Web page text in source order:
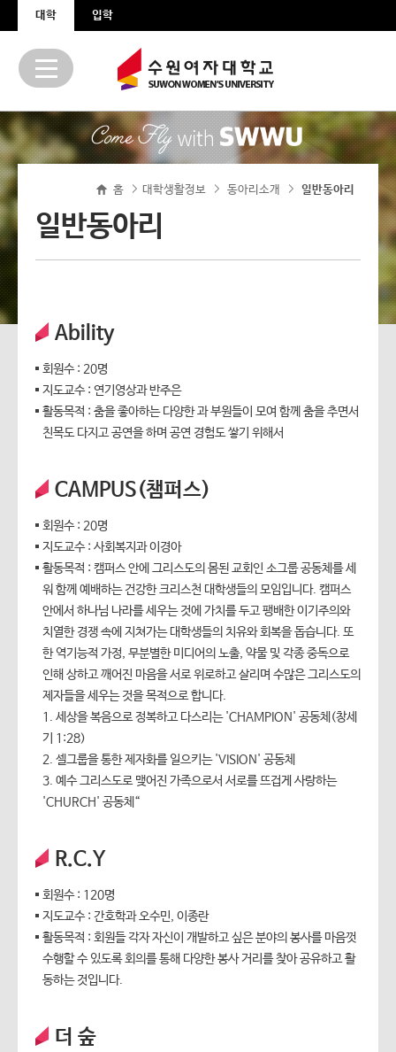
본문 바로가기
주메뉴 바로가기
대학 입학
홈 >
대학생활정보 >
동아리소개 일반동아리
일반동아리
Ability
회원수 : 20명
지도교수 : 연기영상과 반주은
활동목적 : 춤을 좋아하는 다양한 과 부원들이 모여 함께 춤을 추면서
친목도 다지고 공연을 하며 공연 경험도 쌓기 위해서
CAMPUS(챔퍼스)
회원수 : 20명
지도교수 : 사회복지과 이경아
활동목적 : 캠퍼스 안에 그리스도의 몸된 교회인 소그룹 공동체를 세
워 함께 예배하는 건강한 크리스천 대학생들의 모임입니다. 캠퍼스
안에서 하나님 나라를 세우는 것에 가치를 두고 팽배한 이기주의와
치열한 경쟁 속에 지쳐가는 대학생들의 치유와 회복을 돕습니다. 또
한 역기능적 가정, 무분별한 미디어의 노출, 약물 및 각종 중독으로
인해 상하고 깨어진 마음을 서로 위로하고 살리며 수많은 그리스도의
제자들을 세우는 것을 목적으로 합니다.
1. 세상을 복음으로 정복하고 다스리는 'CHAMPION' 공동체(창세
기 1:28)
2. 셀그룹을 통한 제자화를 일으키는 'VISION' 공동체
3. 예수 그리스도로 맺어진 가족으로서 서로를 뜨겁게 사랑하는
'CHURCH' 공동체“
R.C.Y
회원수 : 120명
지도교수 : 간호학과 오수민, 이종란
활동목적 : 회원들 각자 자신이 개발하고 싶은 분야의 봉사를 마음껏
수행할 수 있도록 회의를 통해 다양한 봉사 거리를 찾아 공유하고 활
동하는 것입니다.
더 숲